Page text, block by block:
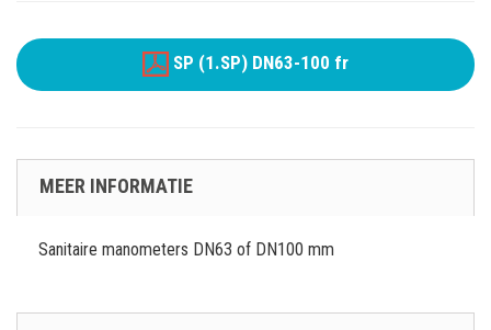
SP (1.SP) DN63-100 fr
MEER INFORMATIE
Sanitaire manometers DN63 of DN100 mm